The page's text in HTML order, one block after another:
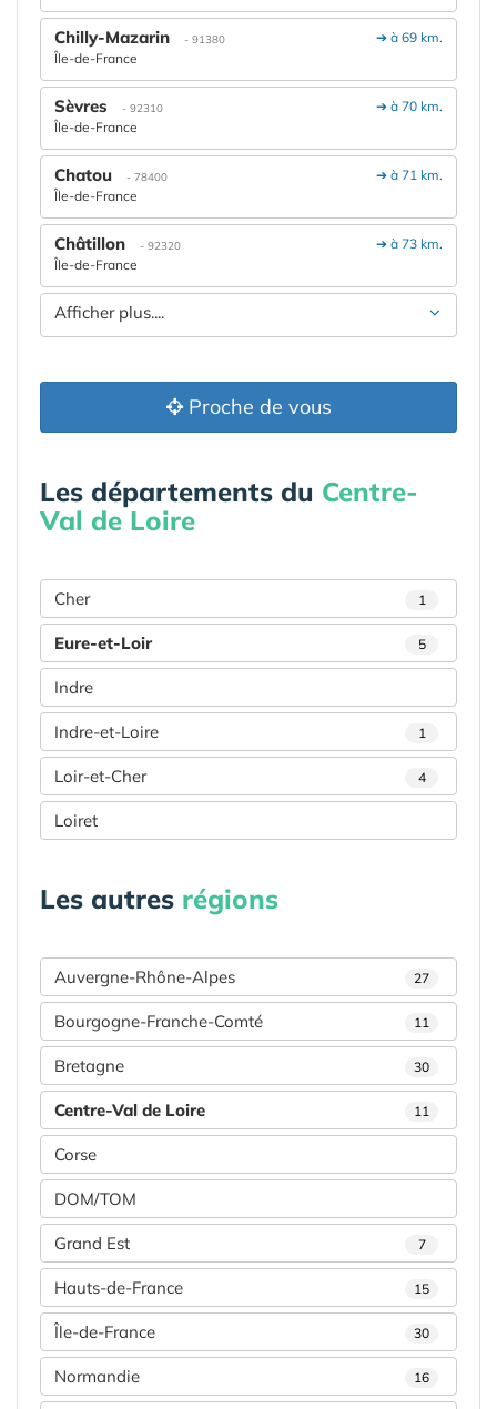
➔ à 69 km.
Chilly-Mazarin - 91380
Île-de-France
➔ à 70 km.
Sèvres - 92310
Île-de-France
➔ à 71 km.
Chatou - 78400
Île-de-France
➔ à 73 km.
Châtillon - 92320
Île-de-France
Afficher plus....
Proche de vous
Les départements du Centre-
Val de Loire
Cher 1
Eure-et-Loir 5
Indre
Indre-et-Loire 1
Loir-et-Cher 4
Loiret
Les autres régions
Auvergne-Rhône-Alpes 27
Bourgogne-Franche-Comté 11
Bretagne 30
Centre-Val de Loire 11
Corse
DOM/TOM
Grand Est 7
Hauts-de-France 15
Île-de-France 30
Normandie 16